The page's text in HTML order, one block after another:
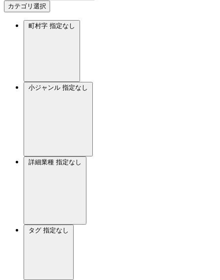
カテゴリ選択
町村字 指定なし
小ジャンル 指定なし
詳細業種 指定なし
タグ 指定なし